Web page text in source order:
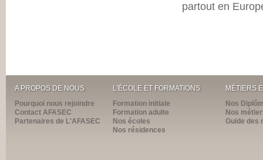
partout en
A PROPOS DE NOUS L'ÉCOLE ET FORMATIONS
MÉTIERS
Pourquoi nous rejoindre
Contact AFASEC
Partenaires de L'AFASEC
Formation initiale
Formation adulte
Nos écoles
Nos résidences
Nos
Nos
Guide des